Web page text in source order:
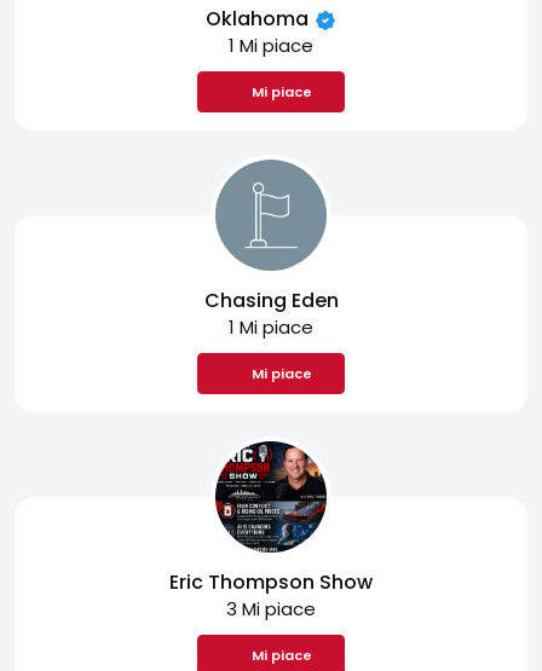
Oklahoma
1 Mi piace
Mi piace
Chasing Eden
1 Mi piace
Mi piace
Eric Thompson Show
3 Mi piace
Mi piace